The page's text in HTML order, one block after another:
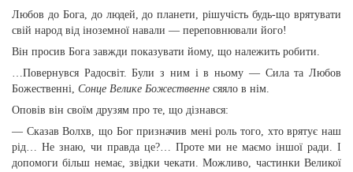
Любов до Бога, до людей, до планети, рішучість будь-що врятувати
свій народ від іноземної навали — переповнювали його!
Він просив Бога завжди показувати йому, що належить робити.
…Повернувся Радосвіт. Були з ним і в ньому — Сила та Любов
Божественні, Сонце Велике Божественне сяяло в нім.
Оповів він своїм друзям про те, що дізнався:
— Сказав Волхв, що Бог призначив мені роль того, хто врятує наш
рід… Не знаю, чи правда це?… Проте ми не маємо іншої ради. І
допомоги більш немає, звідки чекати. Можливо, частинки Великої